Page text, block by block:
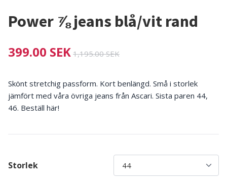
Power ⅞ jeans blå/vit rand
399.00 SEK 1,195.00 SEK
Skönt stretchig passform. Kort benlängd. Små i storlek
jämfört med våra övriga jeans från Ascari. Sista paren 44,
46. Beställ här!
Storlek